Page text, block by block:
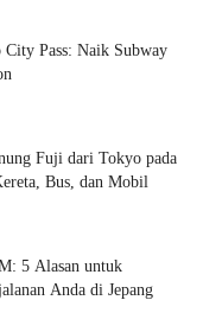
Pass: Naik Subway
Fuji dari Tokyo pada
Bus, dan Mobil
5 Alasan untuk
Anda di Jepang